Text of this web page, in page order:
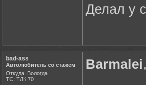
Делал у
bad-ass
Автолюбитель со стажем
Откуда: Вологда
ТС: ТЛК 70
Barmalei